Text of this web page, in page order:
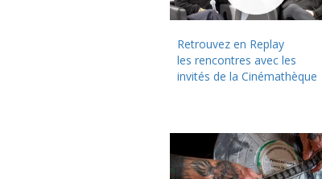
Retrouvez en Replay
les rencontres avec les
invités de la Cinémathèque